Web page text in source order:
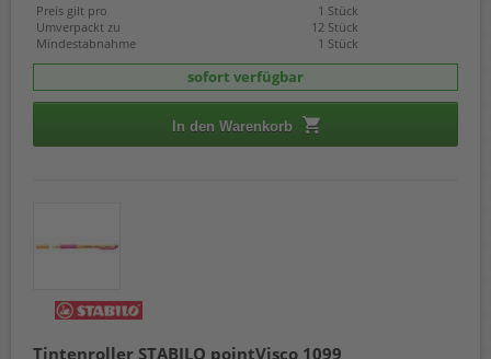
Preis gilt pro
1 Stück
Umverpackt zu
12 Stück
Mindestabnahme
1 Stück
sofort verfügbar
In den Warenkorb
Tintenroller STABILO pointVisco 1099